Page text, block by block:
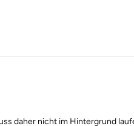
daher nicht im Hintergrund